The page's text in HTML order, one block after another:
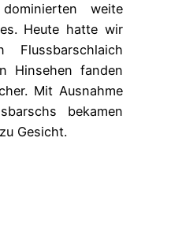
weite
Heute hatte wir
Hinsehen fanden
Mit Ausnahme
bekamen
Gesicht.